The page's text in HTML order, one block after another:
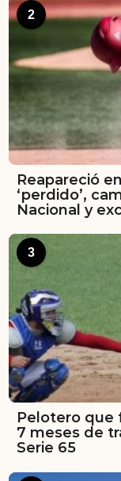
2
Reapareció
‘perdido’,
Nacional y
3
Pelotero que
7 meses de
Serie 65